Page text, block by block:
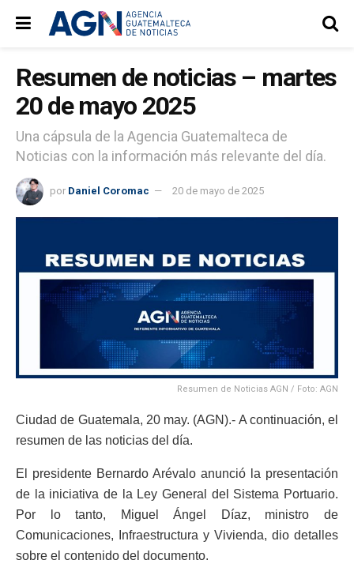
Resumen de noticias – martes
20 de mayo 2025
Una cápsula de la Agencia Guatemalteca de
Noticias con la información más relevante del día.
por Daniel Coromac 20 de mayo de 2025
Resumen de Noticias AGN / Foto: AGN
Ciudad de Guatemala, 20 may. (AGN).- A continuación, el
resumen de las noticias del día.
El presidente Bernardo Arévalo anunció la presentación
de la iniciativa de la Ley General del Sistema Portuario.
Por lo tanto, Miguel Ángel Díaz, ministro de
Comunicaciones, Infraestructura y Vivienda, dio detalles
sobre el contenido del documento.